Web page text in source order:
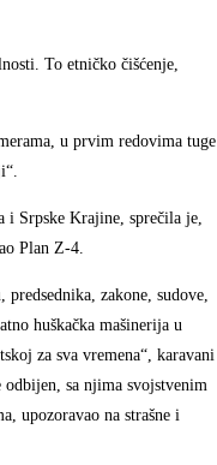
To etničko čišćenje,
u prvim redovima tuge
Srpske Krajine, sprečila je,
Plan Z-4.
zakone, sudove,
huškačka mašinerija u
za sva vremena“, karavani
sa njima svojstvenim
upozoravao na strašne i